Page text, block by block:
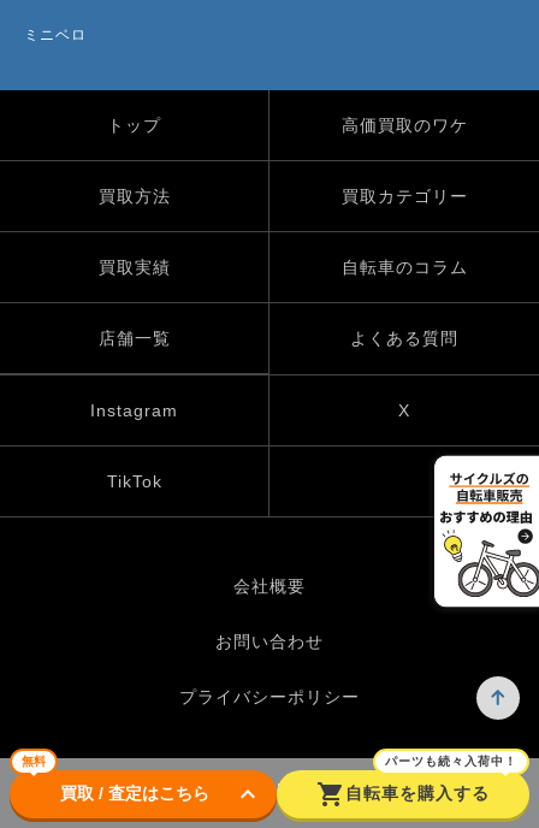
無料
買取 / 査定はこちら keyboard_arrow_down shopping_cart
パーツも続々入荷中！
自転車を購入する
ミニベロ
トップ 高価買取のワケ
買取方法 買取カテゴリー
買取実績 自転車のコラム
店舗一覧 よくある質問
Instagram X
TikTok
会社概要
お問い合わせ
プライバシーポリシー
© UP GARAGE GROUP Co., Ltd.